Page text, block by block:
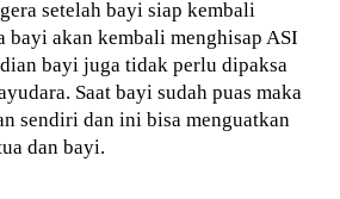
setelah bayi siap kembali
bayi akan kembali menghisap ASI
bayi juga tidak perlu dipaksa
Saat bayi sudah puas maka
sendiri dan ini bisa menguatkan
dan bayi.